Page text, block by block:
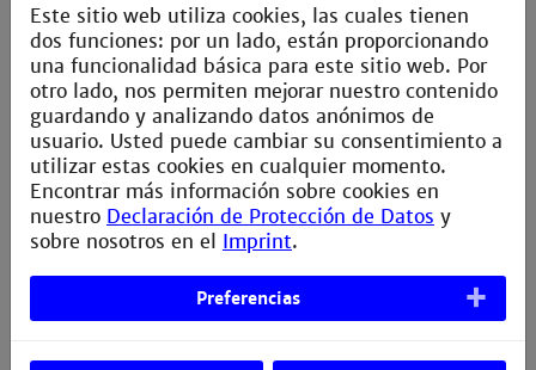
KI-basierten Verfahren.
Interesse am Masterstudiengang Medizintechnik?
Bewerbungen sind jeweils vom 15.05.-15.07. sowie
15.11.-15.01. möglich. Studienstart ist Mitte
September und Mitte März.
|| Mehr Infos
Este sitio web utiliza cookies, las cuales tienen
dos funciones: por un lado, están proporcionando
una funcionalidad básica para este sitio web. Por
otro lado, nos permiten mejorar nuestro contenido
guardando y analizando datos anónimos de
usuario. Usted puede cambiar su consentimiento a
utilizar estas cookies en cualquier momento.
Encontrar más información sobre cookies en
nuestro Declaración de Protección de Datos y
sobre nosotros en el Imprint.
Preferencias